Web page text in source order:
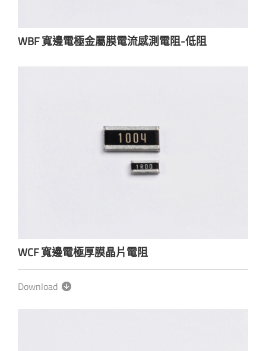
WBF 寬邊電極金屬膜電流感測電阻-低阻
WCF 寬邊電極厚膜晶片電阻
Download